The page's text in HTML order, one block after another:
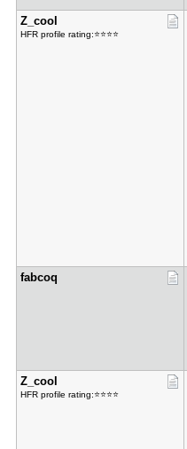
Z_cool
HFR profile rating:⭐⭐⭐⭐
fabcoq
Z_cool
HFR profile rating:⭐⭐⭐⭐